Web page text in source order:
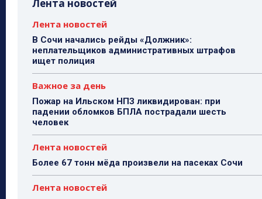
Лента новостей
Лента новостей
В Сочи начались рейды «Должник»:
неплательщиков административных штрафов
ищет полиция
Важное за день
Пожар на Ильском НПЗ ликвидирован: при
падении обломков БПЛА пострадали шесть
человек
Лента новостей
Более 67 тонн мёда произвели на пасеках Сочи
Лента новостей